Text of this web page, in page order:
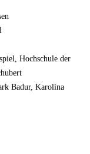
Hochschule der
Badur, Karolina